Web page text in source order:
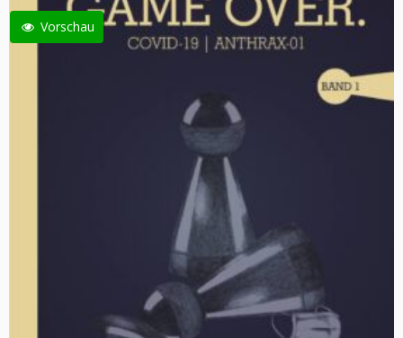
Vorschau